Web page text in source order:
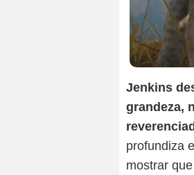
Jenkins
grandeza,
profundiza
mostrar